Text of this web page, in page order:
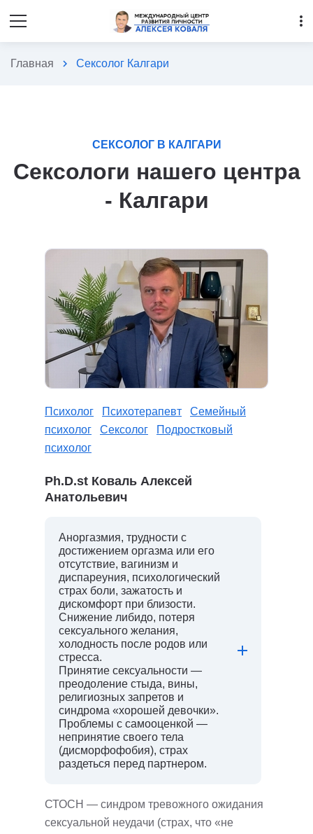
more_vert
Главная chevron_right Сексолог Калгари
СЕКСОЛОГ В КАЛГАРИ
Сексологи нашего центра
- Калгари
Психолог Психотерапевт
Семейный
психолог
Сексолог
Подростковый
психолог
Ph.D.st Коваль Алексей
Анатольевич
Аноргазмия, трудности с
достижением оргазма или его
отсутствие, вагинизм и
диспареуния, психологический
страх боли, зажатость и
дискомфорт при близости.
Снижение либидо, потеря
сексуального желания,
холодность после родов или
стресса.
Принятие сексуальности —
преодоление стыда, вины,
религиозных запретов и
синдрома «хорошей девочки».
Проблемы с самооценкой —
непринятие своего тела
(дисморфофобия), страх
раздеться перед партнером.
СТОСН — синдром тревожного ожидания
сексуальной неудачи (страх, что «не